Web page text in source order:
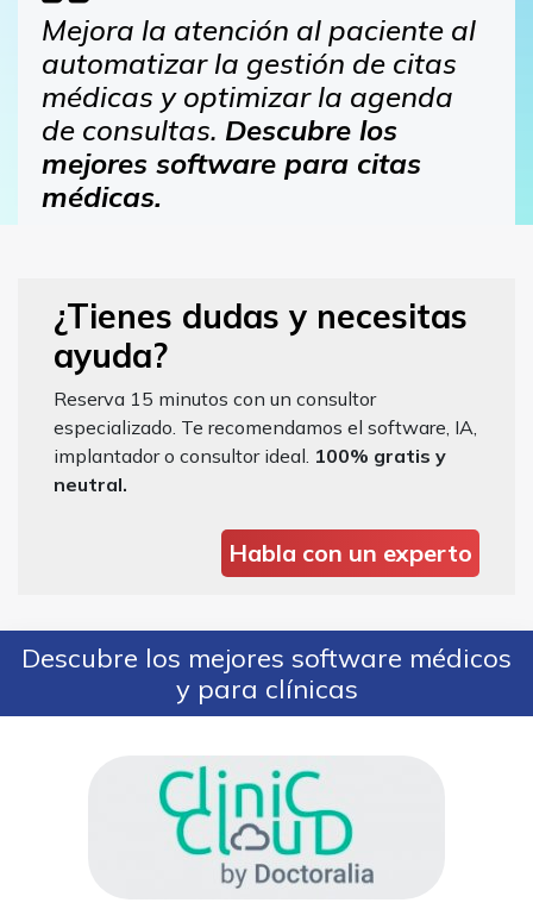
Mejora la atención al paciente al
automatizar la gestión de citas
médicas y optimizar la agenda
de consultas. Descubre los
mejores software para citas
médicas.
¿Tienes dudas y necesitas
ayuda?
Reserva 15 minutos con un consultor
especializado. Te recomendamos el software, IA,
implantador o consultor ideal. 100% gratis y
neutral.
Habla con un experto
Descubre los mejores software médicos
y para clínicas